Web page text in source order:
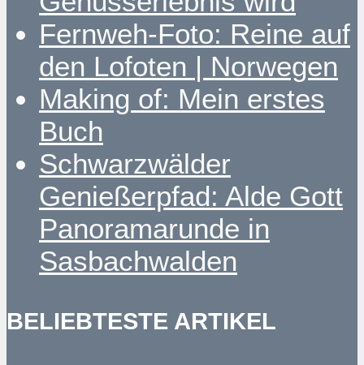
Fernweh-Foto: Reine auf
den Lofoten | Norwegen
Making of: Mein erstes
Buch
Schwarzwälder
Genießerpfad: Alde Gott
Panoramarunde in
Sasbachwalden
BELIEBTESTE ARTIKEL